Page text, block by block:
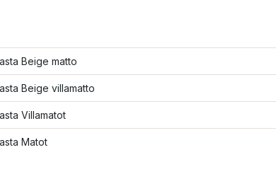
Beige matto
Beige villamatto
Villamatot
Matot